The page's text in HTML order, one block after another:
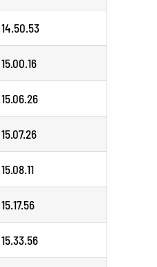
14.50.53
15.00.16
15.06.26
15.07.26
15.08.11
15.17.56
15.33.56